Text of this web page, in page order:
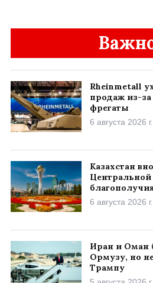
Rheinmetall
продаж из-
фрегаты
6 августа 2026 г.
Казахстан
Центральной
6 августа 2026 г.
Иран и Оман
Ормузу, но
Трампу